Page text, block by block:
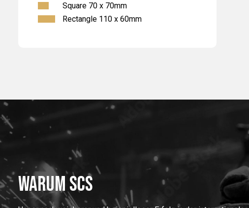
Square 70 x 70mm
Rectangle 110 x 60mm
WARUM SCS